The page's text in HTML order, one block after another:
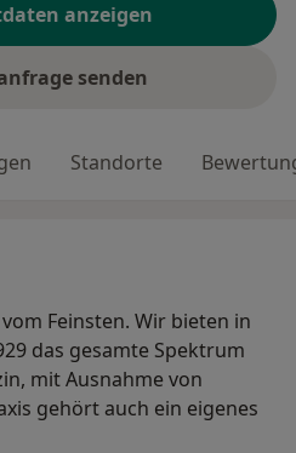
anzeigen
senden
Standorte
Feinsten. Wir bieten in
das gesamte Spektrum
mit Ausnahme von
gehört auch ein eigenes